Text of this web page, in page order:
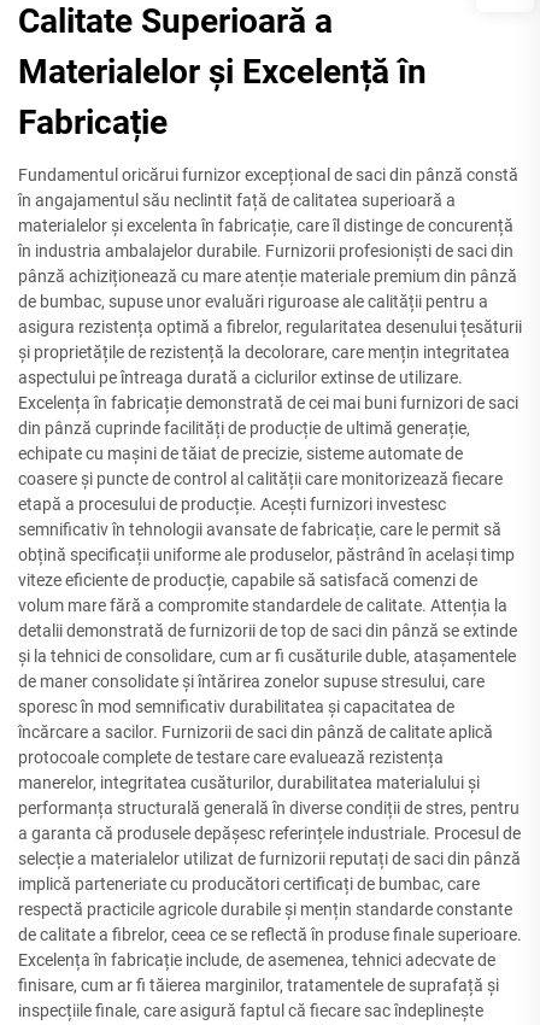
Calitate Superioară a
Materialelor și Excelență în
Fabricație
Fundamentul oricărui furnizor excepțional de saci din pânză constă
în angajamentul său neclintit față de calitatea superioară a
materialelor și excelenta în fabricație, care îl distinge de concurență
în industria ambalajelor durabile. Furnizorii profesioniști de saci din
pânză achiziționează cu mare atenție materiale premium din pânză
de bumbac, supuse unor evaluări riguroase ale calității pentru a
asigura rezistența optimă a fibrelor, regularitatea desenului țesăturii
și proprietățile de rezistență la decolorare, care mențin integritatea
aspectului pe întreaga durată a ciclurilor extinse de utilizare.
Excelența în fabricație demonstrată de cei mai buni furnizori de saci
din pânză cuprinde facilități de producție de ultimă generație,
echipate cu mașini de tăiat de precizie, sisteme automate de
coasere și puncte de control al calității care monitorizează fiecare
etapă a procesului de producție. Acești furnizori investesc
semnificativ în tehnologii avansate de fabricație, care le permit să
obțină specificații uniforme ale produselor, păstrând în același timp
viteze eficiente de producție, capabile să satisfacă comenzi de
volum mare fără a compromite standardele de calitate. Attenția la
detalii demonstrată de furnizorii de top de saci din pânză se extinde
și la tehnici de consolidare, cum ar fi cusăturile duble, atașamentele
de maner consolidate și întărirea zonelor supuse stresului, care
sporesc în mod semnificativ durabilitatea și capacitatea de
încărcare a sacilor. Furnizorii de saci din pânză de calitate aplică
protocoale complete de testare care evaluează rezistența
manerelor, integritatea cusăturilor, durabilitatea materialului și
performanța structurală generală în diverse condiții de stres, pentru
a garanta că produsele depășesc referințele industriale. Procesul de
selecție a materialelor utilizat de furnizorii reputați de saci din pânză
implică parteneriate cu producători certificați de bumbac, care
respectă practicile agricole durabile și mențin standarde constante
de calitate a fibrelor, ceea ce se reflectă în produse finale superioare.
Excelența în fabricație include, de asemenea, tehnici adecvate de
finisare, cum ar fi tăierea marginilor, tratamentele de suprafață și
inspecțiile finale, care asigură faptul că fiecare sac îndeplinește